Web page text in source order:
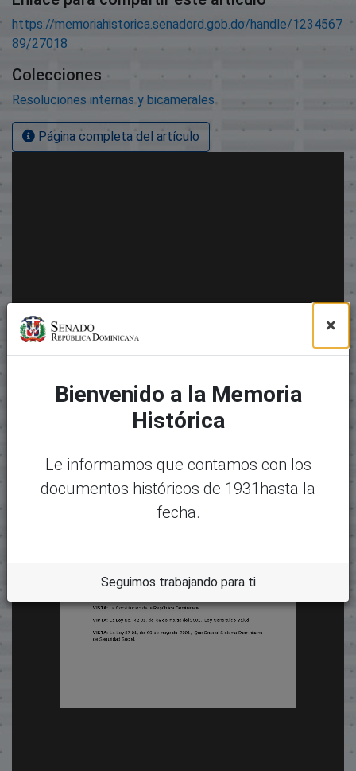
https://memoriahistorica.senadord.gob.do/handle/1234567
89/27018
Colecciones
Resoluciones internas y bicamerales
Página completa del artículo
×
Bienvenido a la Memoria
Histórica
Le informamos que contamos con los
documentos históricos de 1931hasta la
fecha.
Seguimos trabajando para ti